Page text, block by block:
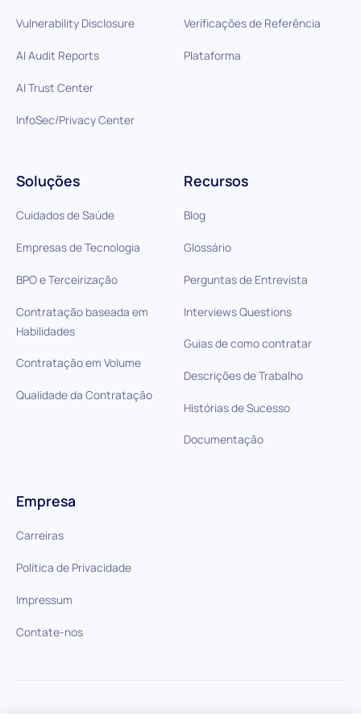
Verificações de Referência
Plataforma
Soluções
Cuidados de Saúde
Empresas de Tecnologia
BPO e Terceirização
Contratação baseada em
Habilidades
Contratação em Volume
Qualidade da Contratação
Recursos
Blog
Glossário
Perguntas de Entrevista
Interviews Questions
Guias de como contratar
Descrições de Trabalho
Histórias de Sucesso
Documentação
Vulnerability Disclosure
AI Audit Reports
AI Trust Center
InfoSec/Privacy Center
Empresa
Carreiras
Política de Privacidade
Impressum
Contate-nos